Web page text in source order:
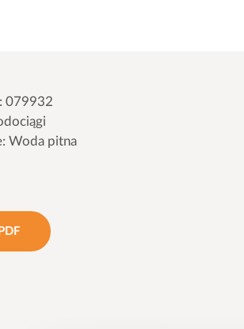
079932
Woda pitna